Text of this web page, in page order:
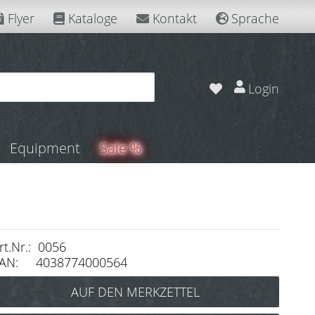
Flyer Kataloge Kontakt Sprache
Login
Equipment Sale %
0056
4038774000564